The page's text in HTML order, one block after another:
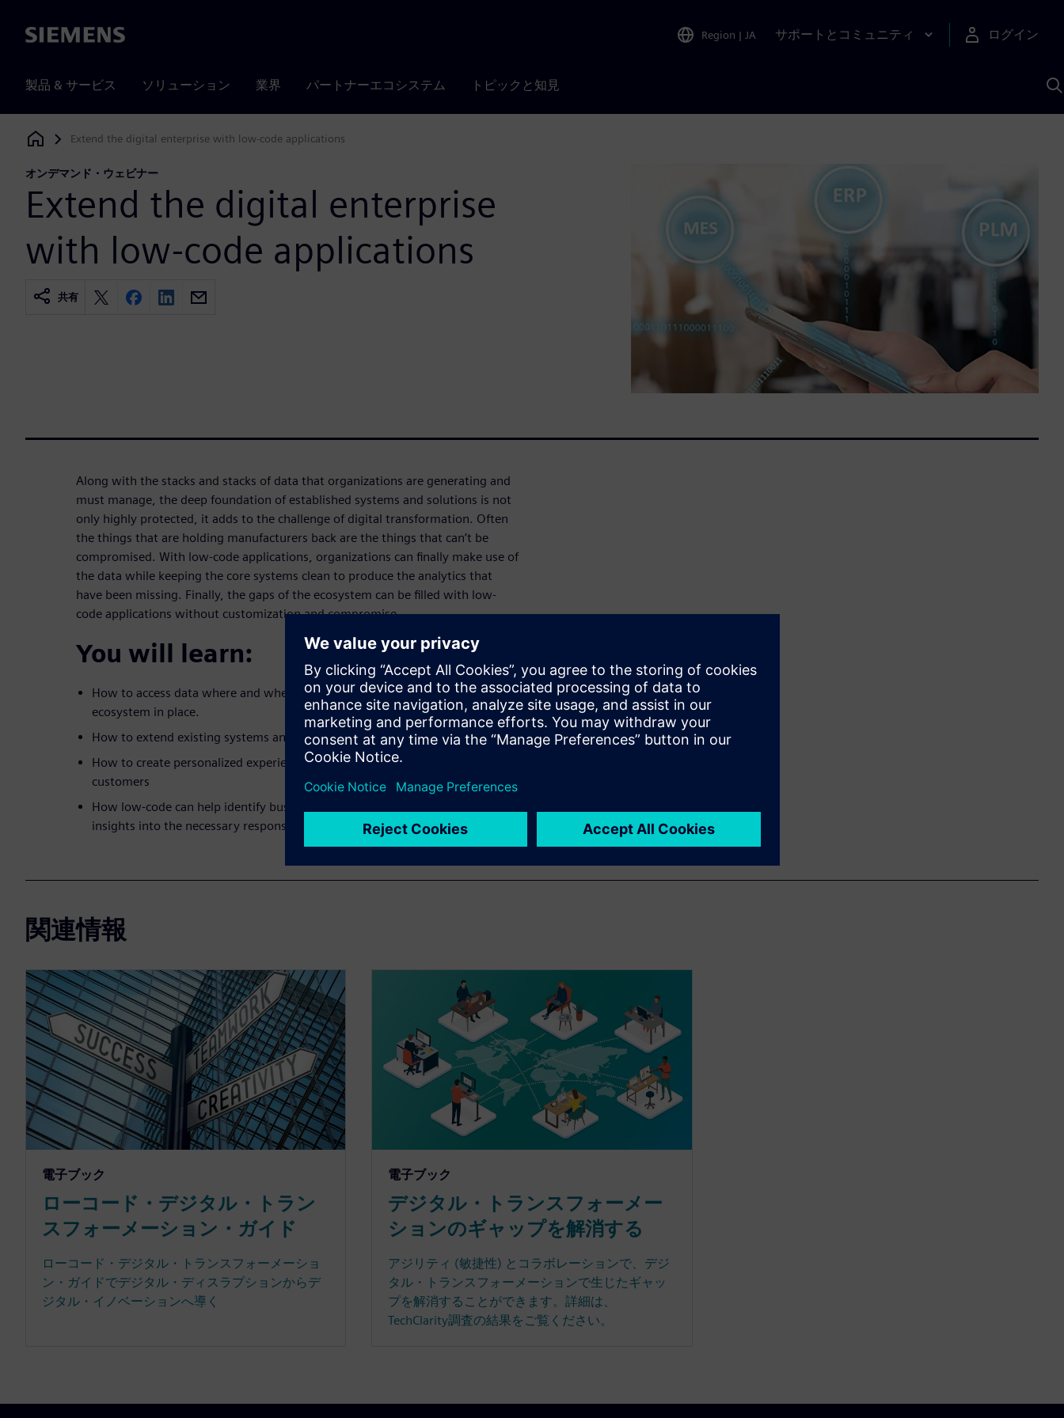
Siemens Region | JA サポートとコミュニティ ログイン
製品 & サービス ソリューション 業界 パートナーエコシステム トピックと知見
Siemens Digital Industries Software
Extend the digital enterprise with low-code applications
オンデマンド・ウェビナー
Extend the digital enterprise
with low-code applications
共有
Along with the stacks and stacks of data that organizations are generating and
must manage, the deep foundation of established systems and solutions is not
only highly protected, it adds to the challenge of digital transformation. Often
the things that are holding manufacturers back are the things that can’t be
compromised. With low-code applications, organizations can finally make use of
the data while keeping the core systems clean to produce the analytics that
have been missing. Finally, the gaps of the ecosystem can be filled with low-
code applications without customization and compromise.
You will learn:
How to access data where and when it is needed while keeping the existing
ecosystem in place.
How to extend existing systems and solutions using low-code
How to create personalized experiences for employees, partners, and
customers
How low-code can help identify business and operational trends and gain
insights into the necessary response to the trends
関連情報
電子ブック
ローコード・デジタル・トラン
スフォーメーション・ガイド
ローコード・デジタル・トランスフォーメーショ
ン・ガイドでデジタル・ディスラプションからデ
ジタル・イノベーションへ導く
電子ブック
デジタル・トランスフォーメー
ションのギャップを解消する
アジリティ (敏捷性) とコラボレーションで、デジ
タル・トランスフォーメーションで生じたギャッ
プを解消することができます。詳細は、
TechClarity調査の結果をご覧ください。